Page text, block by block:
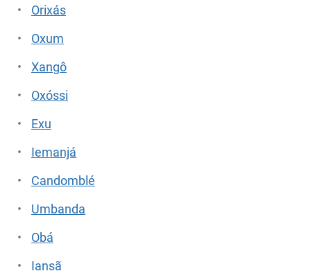
Orixás
Oxum
Xangô
Oxóssi
Exu
Iemanjá
Candomblé
Umbanda
Obá
Iansã